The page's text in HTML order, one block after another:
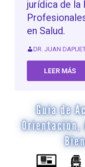
jurídica de la
en Salud.
DR. JUAN
LEER MÁS